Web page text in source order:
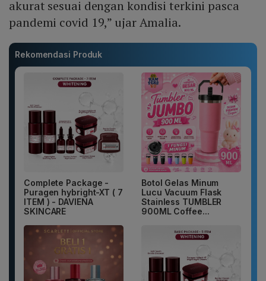
akurat sesuai dengan kondisi terkini pasca
pandemi covid 19,” ujar Amalia.
Rekomendasi Produk
Complete Package -
Puragen hybright-XT ( 7
ITEM ) - DAVIENA
SKINCARE
Botol Gelas Minum
Lucu Vacuum Flask
Stainless TUMBLER
900ML Coffee...